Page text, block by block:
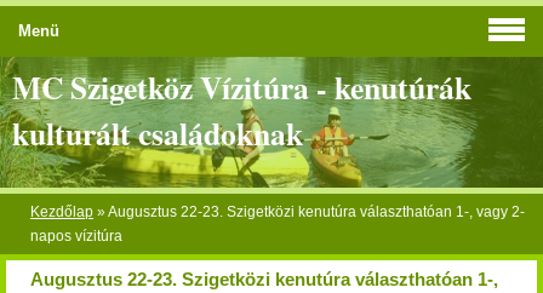
MC Szigetköz Vízitúra - kenutúrák
kulturált családoknak
Kezdőlap »Augusztus 22-23. Szigetközi kenutúra választhatóan 1-, vagy 2-
napos vízitúra
Augusztus 22-23. Szigetközi kenutúra választhatóan 1-,
Menü